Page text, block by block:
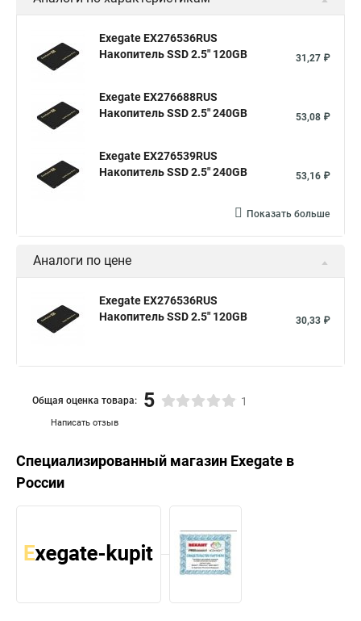
Exegate EX276536RUS
Накопитель SSD 2.5" 120GB
31,27 ₽
Exegate EX276688RUS
Накопитель SSD 2.5" 240GB
53,08 ₽
Exegate EX276539RUS
Накопитель SSD 2.5" 240GB
53,16 ₽
Показать больше
Аналоги по цене
Exegate EX276536RUS
Накопитель SSD 2.5" 120GB
30,33 ₽
Написать отзыв
Общая оценка товара: 5 1
Специализированный магазин Exegate в
России